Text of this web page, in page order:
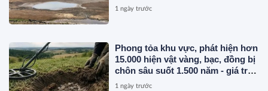
1 ngày trước
Phong tỏa khu vực, phát hiện hơn
15.000 hiện vật vàng, bạc, đồng bị
chôn sâu suốt 1.500 năm - giá trị
tương đương 63 tỷ đồng
1 ngày trước